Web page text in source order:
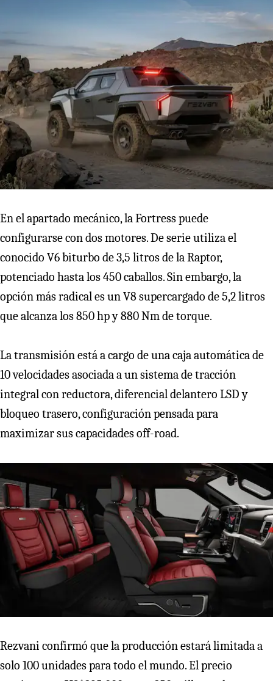
En el apartado mecánico, la Fortress puede
configurarse con dos motores. De serie utiliza el
conocido V6 biturbo de 3,5 litros de la Raptor,
potenciado hasta los 450 caballos. Sin embargo, la
opción más radical es un V8 supercargado de 5,2 litros
que alcanza los 850 hp y 880 Nm de torque.
La transmisión está a cargo de una caja automática de
10 velocidades asociada a un sistema de tracción
integral con reductora, diferencial delantero LSD y
bloqueo trasero, configuración pensada para
maximizar sus capacidades off-road.
Rezvani confirmó que la producción estará limitada a
solo 100 unidades para todo el mundo. El precio